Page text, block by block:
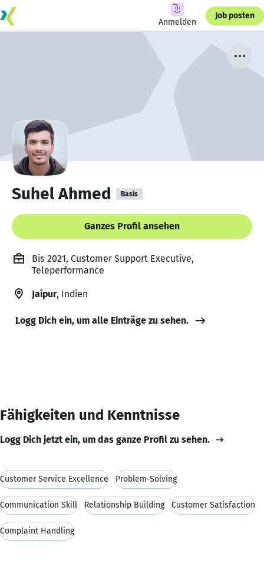
Anmelden
Job posten
Suhel Ahmed Basis
Ganzes Profil ansehen
Bis 2021, Customer Support Executive,
Teleperformance
Jaipur, Indien
Logg Dich ein, um alle Einträge zu sehen.
Fähigkeiten und Kenntnisse
Logg Dich jetzt ein, um das ganze Profil zu sehen.
Customer Service Excellence Problem-Solving
Communication Skill Relationship Building Customer Satisfaction
Complaint Handling